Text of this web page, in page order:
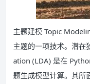
主题建模 Topic
主题的一项技术。潜
ation (LDA) 是在
题生成模型计算。其所